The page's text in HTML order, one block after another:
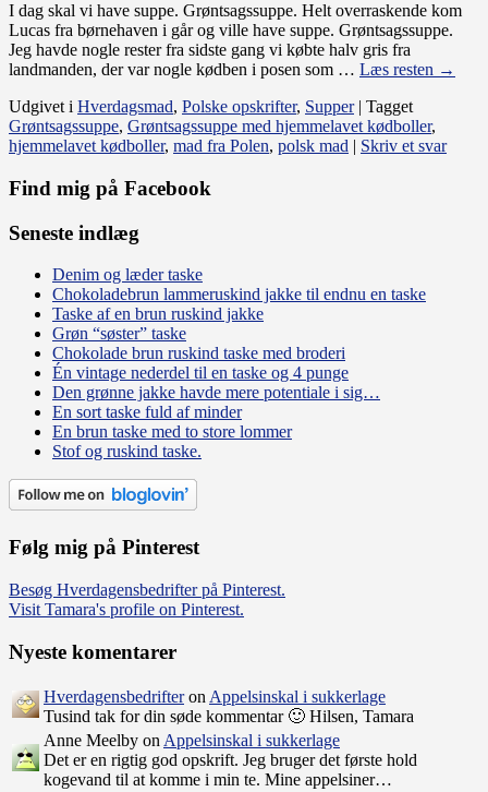
I dag skal vi have suppe. Grøntsagssuppe. Helt overraskende kom
Lucas fra børnehaven i går og ville have suppe. Grøntsagssuppe.
Jeg havde nogle rester fra sidste gang vi købte halv gris fra
landmanden, der var nogle kødben i posen som … Læs resten →
Udgivet i Hverdagsmad, Polske opskrifter, Supper | Tagget
Grøntsagssuppe, Grøntsagssuppe med hjemmelavet kødboller,
hjemmelavet kødboller, mad fra Polen, polsk mad | Skriv et svar
Find mig på Facebook
Seneste indlæg
Denim og læder taske
Chokoladebrun lammeruskind jakke til endnu en taske
Taske af en brun ruskind jakke
Grøn “søster” taske
Chokolade brun ruskind taske med broderi
Én vintage nederdel til en taske og 4 punge
Den grønne jakke havde mere potentiale i sig…
En sort taske fuld af minder
En brun taske med to store lommer
Stof og ruskind taske.
Følg mig på Pinterest
Besøg Hverdagensbedrifter på Pinterest.
Visit Tamara's profile on Pinterest.
Nyeste komentarer
Hverdagensbedrifteron Appelsinskal i sukkerlage
Tusind tak for din søde kommentar 🙂 Hilsen, Tamara
Anne Meelby on Appelsinskal i sukkerlage
Det er en rigtig god opskrift. Jeg bruger det første hold
kogevand til at komme i min te. Mine appelsiner…